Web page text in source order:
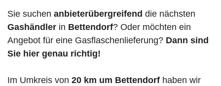
Sie suchen anbieterübergreifend die nächsten
Gashändler in Bettendorf? Oder möchten ein
Angebot für eine Gasflaschenlieferung? Dann sind
Sie hier genau richtig!
Im Umkreis von 20 km um Bettendorf haben wir